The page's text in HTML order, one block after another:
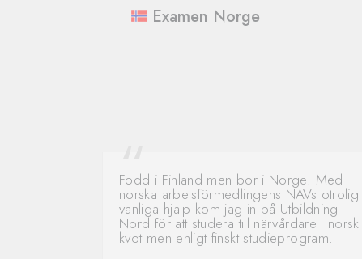
Examen Norge
Född i Finland men bor i Norge. Med
norska arbetsförmedlingens NAVs otroligt
vänliga hjälp kom jag in på Utbildning
Nord för att studera till närvårdare i norsk
kvot men enligt finskt studieprogram.